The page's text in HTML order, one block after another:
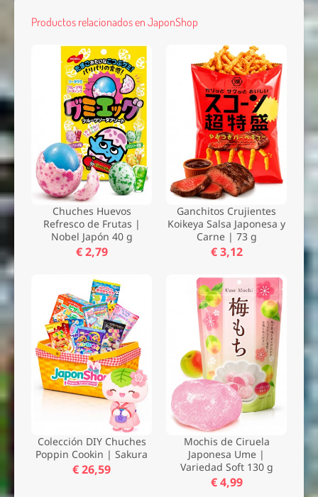
Productos relacionados en JaponShop
Chuches Huevos
Refresco de Frutas |
Nobel Japón 40 g
€ 2,79
Ganchitos Crujientes
Koikeya Salsa Japonesa y
Carne | 73 g
€ 3,12
Colección DIY Chuches
Poppin Cookin | Sakura
€ 26,59
Mochis de Ciruela
Japonesa Ume |
Variedad Soft 130 g
€ 4,99